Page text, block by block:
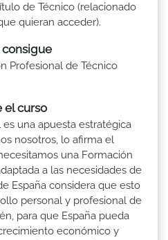
de Técnico (relacionado
quieran acceder).
Profesional de Técnico
el curso
una apuesta estratégica
nosotros, lo afirma el
una Formación
a las necesidades de
España considera que esto
personal y profesional de
para que España pueda
económico y